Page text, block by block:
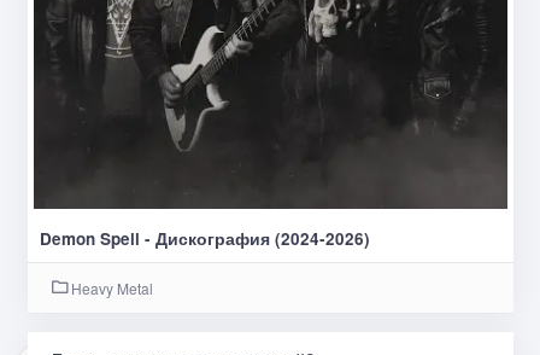
Demon Spell - Дискография (2024-2026)
Heavy Metal